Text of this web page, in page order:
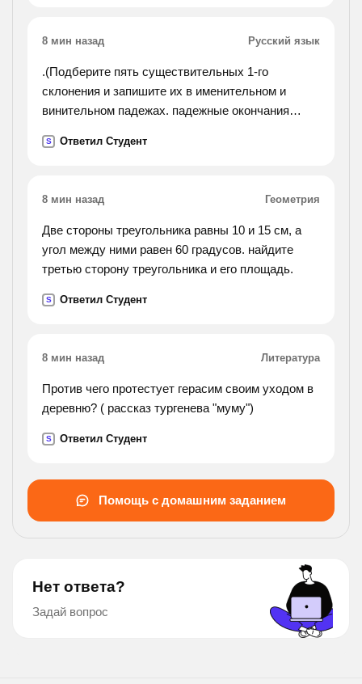
8 мин назад Русский язык
.(Подберите пять существительных 1-го
склонения и запишите их в именительном и
винительном падежах. падежные окончания
S Ответил Студент
8 мин назад Геометрия
Две стороны треугольника равны 10 и 15 см, а
угол между ними равен 60 градусов. найдите
третью сторону треугольника и его площадь.
S Ответил Студент
8 мин назад Литература
Против чего протестует герасим своим уходом в
деревню? ( рассказ тургенева "муму")
S Ответил Студент
Помощь с домашним заданием
Нет ответа?
Задай вопрос